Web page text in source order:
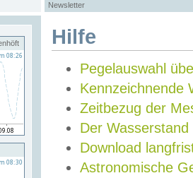
Newsletter
Hilfe
Pegelauswahl
Kennzeichnende
Zeitbezug der
Der Wasserstand
Download
Astronomische